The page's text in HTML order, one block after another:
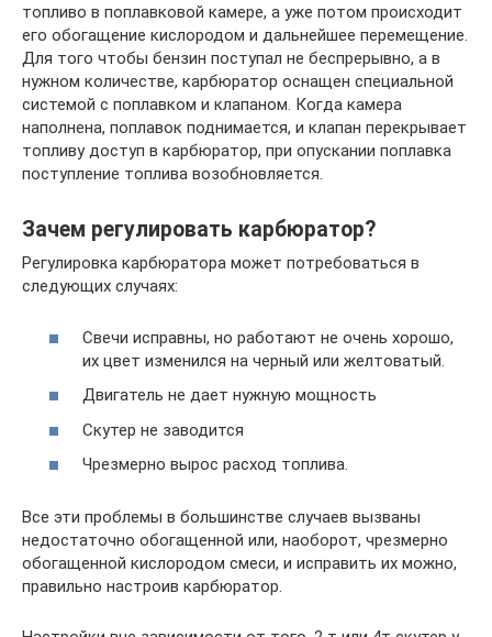
топливо в поплавковой камере, а уже потом происходит
его обогащение кислородом и дальнейшее перемещение.
Для того чтобы бензин поступал не беспрерывно, а в
нужном количестве, карбюратор оснащен специальной
системой с поплавком и клапаном. Когда камера
наполнена, поплавок поднимается, и клапан перекрывает
топливу доступ в карбюратор, при опускании поплавка
поступление топлива возобновляется.
Зачем регулировать карбюратор?
Регулировка карбюратора может потребоваться в
следующих случаях:
Свечи исправны, но работают не очень хорошо,
их цвет изменился на черный или желтоватый.
Двигатель не дает нужную мощность
Скутер не заводится
Чрезмерно вырос расход топлива.
Все эти проблемы в большинстве случаев вызваны
недостаточно обогащенной или, наоборот, чрезмерно
обогащенной кислородом смеси, и исправить их можно,
правильно настроив карбюратор.